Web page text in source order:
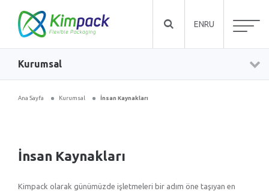
ENRU
Kurumsal
Ana Sayfa Kurumsal İnsan Kaynakları
İnsan Kaynakları
Kimpack olarak günümüzde işletmeleri bir adım öne taşıyan en